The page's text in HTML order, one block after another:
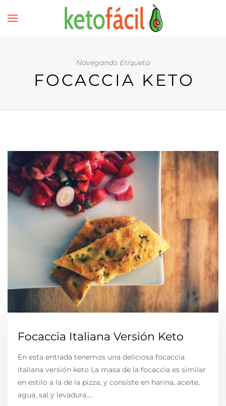
Navegando Etiqueta
FOCACCIA KETO
Focaccia Italiana Versión Keto
En esta entrada tenemos una deliciosa focaccia
italiana versión keto La masa de la focaccia es similar
en estilo a la de la pizza, y consiste en harina, aceite,
agua, sal y levadura.…